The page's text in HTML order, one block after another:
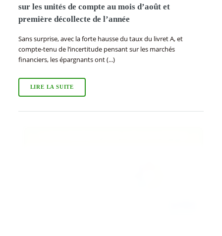
sur les unités de compte au mois d’août et
première décollecte de l’année
Sans surprise, avec la forte hausse du taux du livret A, et
compte-tenu de l’incertitude pensant sur les marchés
financiers, les épargnants ont (...)
LIRE LA SUITE